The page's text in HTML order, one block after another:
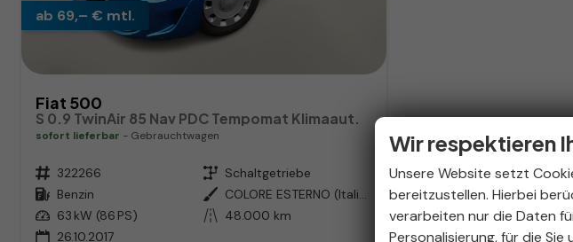
ab 69,– € mtl.
Fiat 500
S 0.9 TwinAir 85 Nav PDC Tempomat Klimaaut.
sofort lieferbar Gebrauchtwagen
Fahrzeugnr. 322266 Getriebe Schaltgetriebe
Kraftstoff Benzin Außenfarbe
COLORE ESTERNO (Italia Himmelbla
Leistung 63 kW (86 PS) Kilometerstand 48.000 km
26.10.2017
Wir respektieren
Unsere Website setzt
bereitzustellen. Hierbei
verarbeiten nur die Daten
Personalisierung, für die Sie